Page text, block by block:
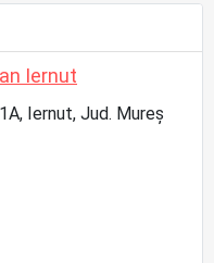
Iernut
Iernut, Jud. Mureș